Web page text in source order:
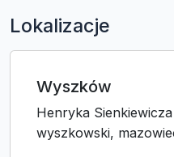
Lokalizacje
Wyszków
Henryka
wyszkowski,